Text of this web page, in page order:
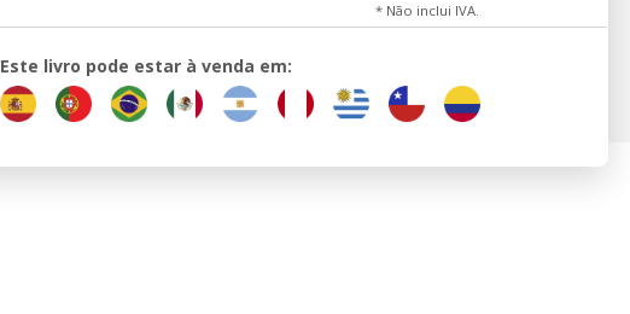
* Não inclui IVA.
Este livro pode estar à venda em: